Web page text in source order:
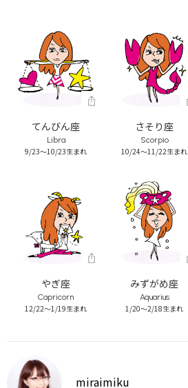
てんびん座
Libra
9/23～10/23生まれ
さそり座
Scorpio
10/24～11/22生まれ
やぎ座
Capricorn
12/22～1/19生まれ
みずがめ座
Aquarius
1/20～2/18生まれ
miraimiku